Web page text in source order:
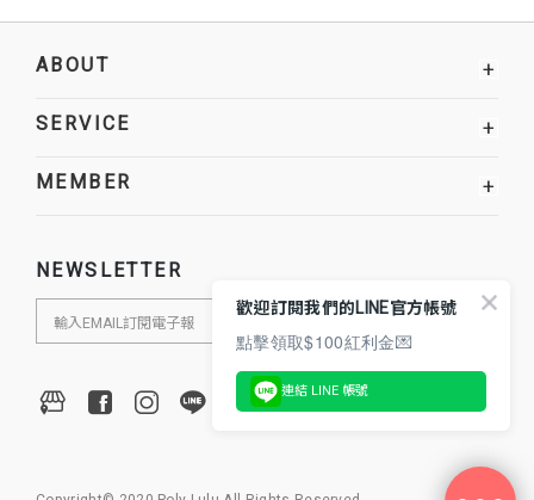
ABOUT +
SERVICE +
MEMBER +
NEWSLETTER
歡迎訂閱我們的LINE官方帳號
點擊領取$100紅利金💌
連結 LINE 帳號